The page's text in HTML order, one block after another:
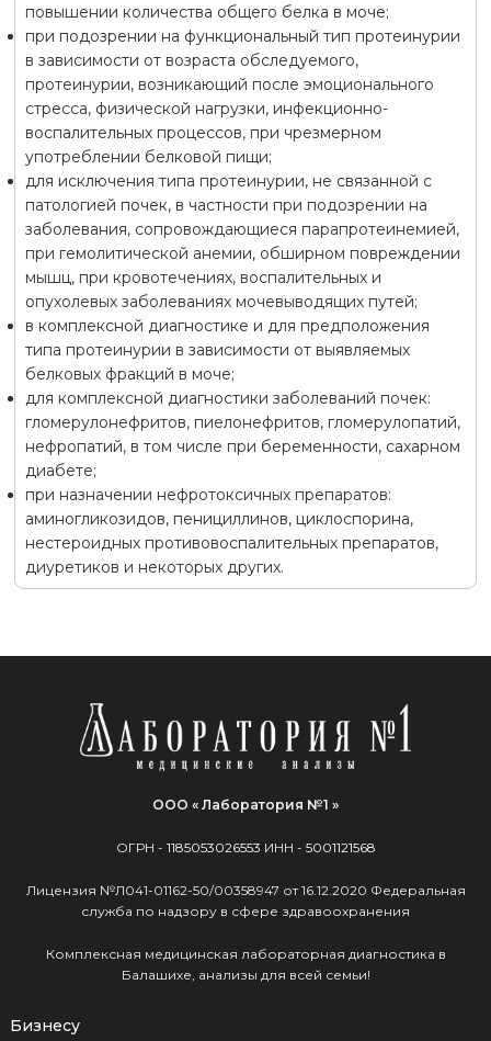
повышении количества общего белка в моче;
при подозрении на функциональный тип протеинурии
в зависимости от возраста обследуемого,
протеинурии, возникающий после эмоционального
стресса, физической нагрузки, инфекционно-
воспалительных процессов, при чрезмерном
употреблении белковой пищи;
для исключения типа протеинурии, не связанной с
патологией почек, в частности при подозрении на
заболевания, сопровождающиеся парапротеинемией,
при гемолитической анемии, обширном повреждении
мышц, при кровотечениях, воспалительных и
опухолевых заболеваниях мочевыводящих путей;
в комплексной диагностике и для предположения
типа протеинурии в зависимости от выявляемых
белковых фракций в моче;
для комплексной диагностики заболеваний почек:
гломерулонефритов, пиелонефритов, гломерулопатий,
нефропатий, в том числе при беременности, сахарном
диабете;
при назначении нефротоксичных препаратов:
аминогликозидов, пенициллинов, циклоспорина,
нестероидных противовоспалительных препаратов,
диуретиков и некоторых других.
ООО « Лаборатория №1 »
ОГРН - 1185053026553 ИНН - 5001121568
Лицензия №Л041-01162-50/00358947 от 16.12.2020 Федеральная
служба по надзору в сфере здравоохранения
Комплексная медицинская лабораторная диагностика в
Балашихе, анализы для всей семьи!
Бизнесу